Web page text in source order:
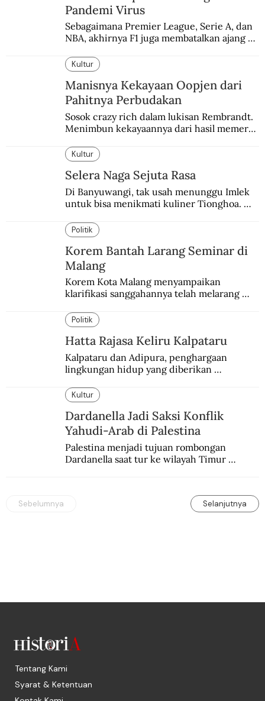
Pandemi Virus
Sebagaimana Premier League, Serie A, dan
NBA, akhirnya F1 juga membatalkan ajang
enam dekade lampau.
Kultur
Manisnya Kekayaan Oopjen dari
Pahitnya Perbudakan
Sosok crazy rich dalam lukisan Rembrandt.
Menimbun kekayaannya dari hasil memeras
Kultur
Selera Naga Sejuta Rasa
Di Banyuwangi, tak usah menunggu Imlek
untuk bisa menikmati kuliner Tionghoa.
pekan.
Politik
Korem Bantah Larang Seminar di
Malang
Korem Kota Malang menyampaikan
klarifikasi sanggahannya telah melarang
Malang.
Politik
Hatta Rajasa Keliru Kalpataru
Kalpataru dan Adipura, penghargaan
lingkungan hidup yang diberikan
yang berbeda.
Kultur
Dardanella Jadi Saksi Konflik
Yahudi-Arab di Palestina
Palestina menjadi tujuan rombongan
Dardanella saat tur ke wilayah Timur
Sebelumnya Selanjutnya
Tentang Kami
Syarat & Ketentuan